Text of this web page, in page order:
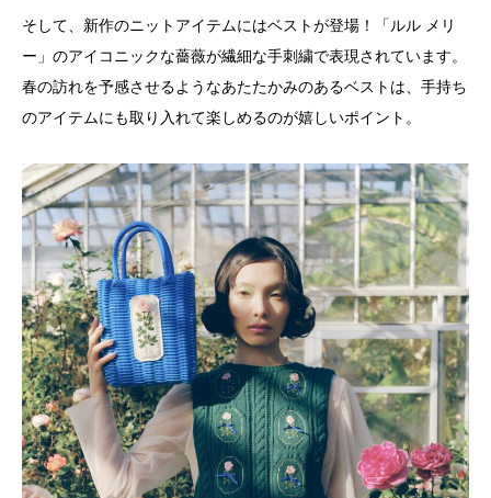
そして、新作のニットアイテムにはベストが登場！「ルル メリ
ー」のアイコニックな薔薇が繊細な手刺繍で表現されています。
春の訪れを予感させるようなあたたかみのあるベストは、手持ち
のアイテムにも取り入れて楽しめるのが嬉しいポイント。